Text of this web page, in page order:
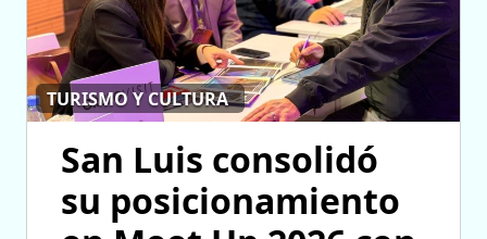
TURISMO Y CULTURA
San Luis consolidó
su posicionamiento